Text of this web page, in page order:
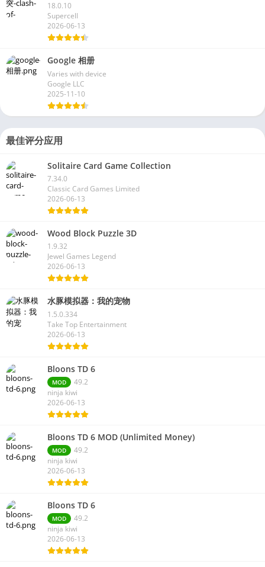
18.0.10
Supercell
2026-06-13
Google 相册
Varies with device
Google LLC
2025-11-10
最佳评分应用
Solitaire Card Game Collection
7.34.0
Classic Card Games Limited
2026-06-13
Wood Block Puzzle 3D
1.9.32
Jewel Games Legend
2026-06-13
水豚模拟器：我的宠物
1.5.0.334
Take Top Entertainment
2026-06-13
Bloons TD 6
MOD
49.2
ninja kiwi
2026-06-13
Bloons TD 6 MOD (Unlimited Money)
MOD
49.2
ninja kiwi
2026-06-13
Bloons TD 6
MOD
49.2
ninja kiwi
2026-06-13